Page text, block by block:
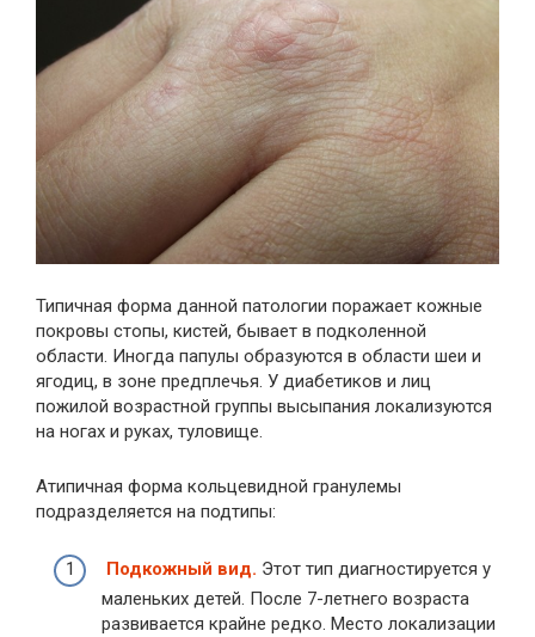
Типичная форма данной патологии поражает кожные
покровы стопы, кистей, бывает в подколенной
области. Иногда папулы образуются в области шеи и
ягодиц, в зоне предплечья. У диабетиков и лиц
пожилой возрастной группы высыпания локализуются
на ногах и руках, туловище.
Атипичная форма кольцевидной гранулемы
подразделяется на подтипы:
Подкожный вид. Этот тип диагностируется у
маленьких детей. После 7-летнего возраста
развивается крайне редко. Место локализации